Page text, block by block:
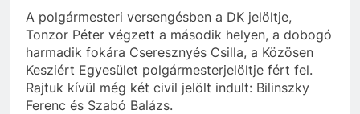
A polgármesteri versengésben a DK jelöltje,
Tonzor Péter végzett a második helyen, a dobogó
harmadik fokára Cseresznyés Csilla, a Közösen
Kesziért Egyesület polgármesterjelöltje fért fel.
Rajtuk kívül még két civil jelölt indult: Bilinszky
Ferenc és Szabó Balázs.